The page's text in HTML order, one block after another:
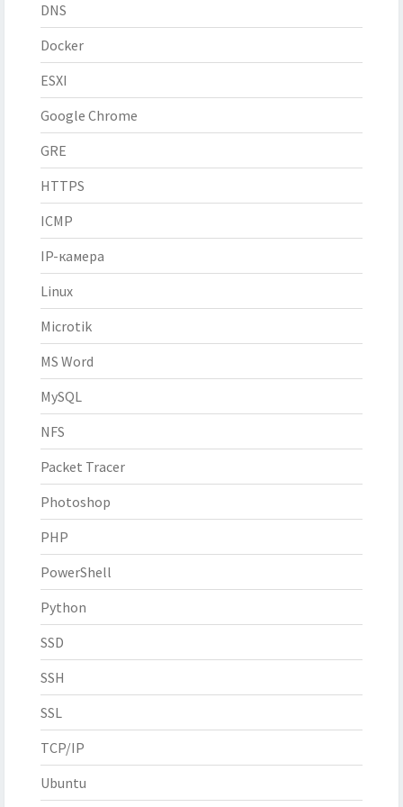
DNS
Docker
ESXI
Google Chrome
GRE
HTTPS
ICMP
IP-камера
Linux
Microtik
MS Word
MySQL
NFS
Packet Tracer
Photoshop
PHP
PowerShell
Python
SSD
SSH
SSL
TCP/IP
Ubuntu